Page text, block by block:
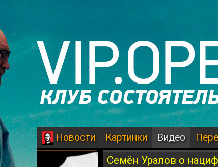
Новости Картинки Видео
Семён Уралов о